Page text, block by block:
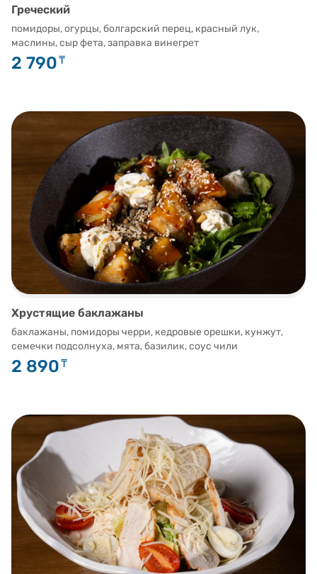
Греческий
помидоры, огурцы, болгарский перец, красный лук,
маслины, сыр фета, заправка винегрет
2 790₸
Хрустящие баклажаны
баклажаны, помидоры черри, кедровые орешки, кунжут,
семечки подсолнуха, мята, базилик, соус чили
2 890₸